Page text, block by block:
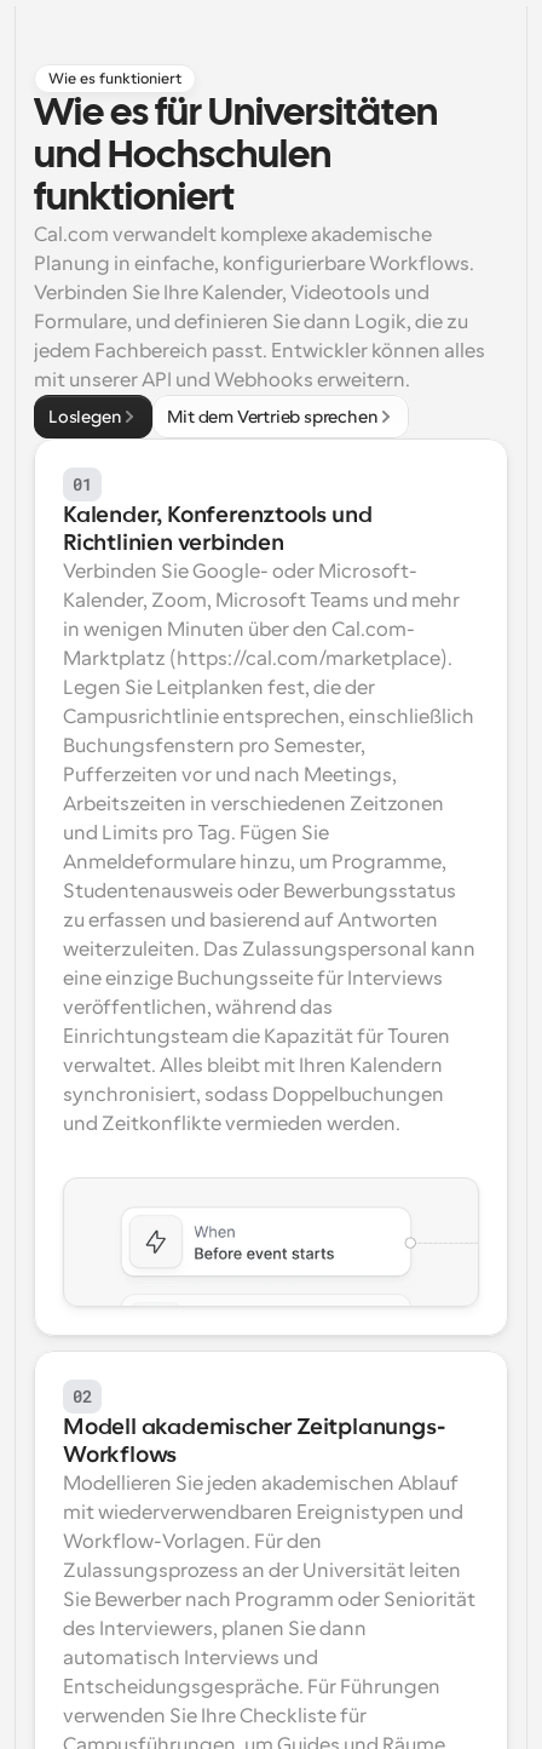
Supercharged Planung mit KI-gestützten Anrufen
Automatisieren Sie die Planung und Erinnerungen
Blog
Bleiben Sie auf dem Laufenden über die neuesten
Nachrichten und Updates.
Sofortige Besprechungen
Treffen Sie sich in wenigen Minuten mit Kunden
Dynamische Gruppenlinks
Nahtlos Meetings mit mehreren Personen buchen
Webhooks
Erhalten Sie eine Benachrichtigung, wenn etwas
passiert
Wie es funktioniert
Wie es für Universitäten
und Hochschulen
funktioniert
Cal.com verwandelt komplexe akademische
Planung in einfache, konfigurierbare Workflows.
Verbinden Sie Ihre Kalender, Videotools und
Formulare, und definieren Sie dann Logik, die zu
jedem Fachbereich passt. Entwickler können alles
mit unserer API und Webhooks erweitern.
Loslegen Mit dem Vertrieb sprechen
01
Kalender, Konferenztools und
Richtlinien verbinden
Verbinden Sie Google- oder Microsoft-
Kalender, Zoom, Microsoft Teams und mehr
in wenigen Minuten über den Cal.com-
Marktplatz (https://cal.com/marketplace).
Legen Sie Leitplanken fest, die der
Campusrichtlinie entsprechen, einschließlich
Buchungsfenstern pro Semester,
Pufferzeiten vor und nach Meetings,
Arbeitszeiten in verschiedenen Zeitzonen
und Limits pro Tag. Fügen Sie
Anmeldeformulare hinzu, um Programme,
Studentenausweis oder Bewerbungsstatus
zu erfassen und basierend auf Antworten
weiterzuleiten. Das Zulassungspersonal kann
eine einzige Buchungsseite für Interviews
veröffentlichen, während das
Einrichtungsteam die Kapazität für Touren
verwaltet. Alles bleibt mit Ihren Kalendern
synchronisiert, sodass Doppelbuchungen
und Zeitkonflikte vermieden werden.
02
Modell akademischer Zeitplanungs-
Workflows
Modellieren Sie jeden akademischen Ablauf
mit wiederverwendbaren Ereignistypen und
Workflow-Vorlagen. Für den
Zulassungsprozess an der Universität leiten
Sie Bewerber nach Programm oder Seniorität
des Interviewers, planen Sie dann
automatisch Interviews und
Entscheidungsgespräche. Für Führungen
verwenden Sie Ihre Checkliste für